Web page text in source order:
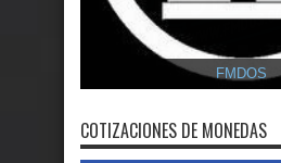
FMDOS
COTIZACIONES DE MONEDAS